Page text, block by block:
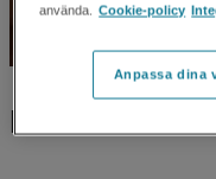
När ska man
använda.
Cookie-policy
Anpassa dina